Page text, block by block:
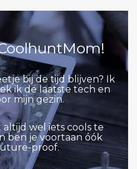
bij de tijd blijven? Ik
ik de laatste tech en
mijn gezin.
altijd wel iets cools te
ben je voortaan óók
proof.